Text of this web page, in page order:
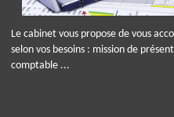
Le cabinet vous propose de vous
selon vos besoins : mission de
comptable ...